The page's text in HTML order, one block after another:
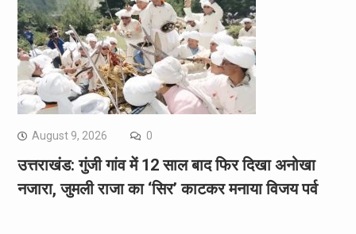
August 9, 2026 0
उत्तराखंड: गुंजी गांव में 12 साल बाद फिर दिखा अनोखा
नजारा, जुमली राजा का ‘सिर’ काटकर मनाया विजय पर्व